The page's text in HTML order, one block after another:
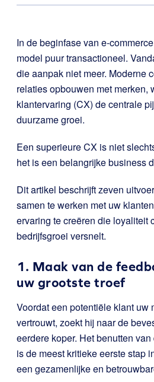
In de beginfase van e-
model puur transactioneel.
die aanpak niet meer. Moderne
relaties opbouwen met merken,
klantervaring (CX) de centrale
duurzame groei.
Een superieure CX is niet
het is een belangrijke business
Dit artikel beschrijft zeven
samen te werken met uw
ervaring te creëren die loyaliteit
bedrijfsgroei versnelt.
1. Maak van de
uw grootste troef
Voordat een potentiële klant uw
vertrouwt, zoekt hij naar de
eerdere koper. Het benutten
is de meest kritieke eerste stap
een gezamenlijke en